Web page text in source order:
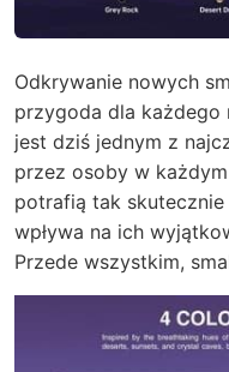
Odkrywanie nowych
przygoda dla każdego
jest dziś jednym z
przez osoby w
potrafią tak
wpływa na ich
Przede wszystkim,